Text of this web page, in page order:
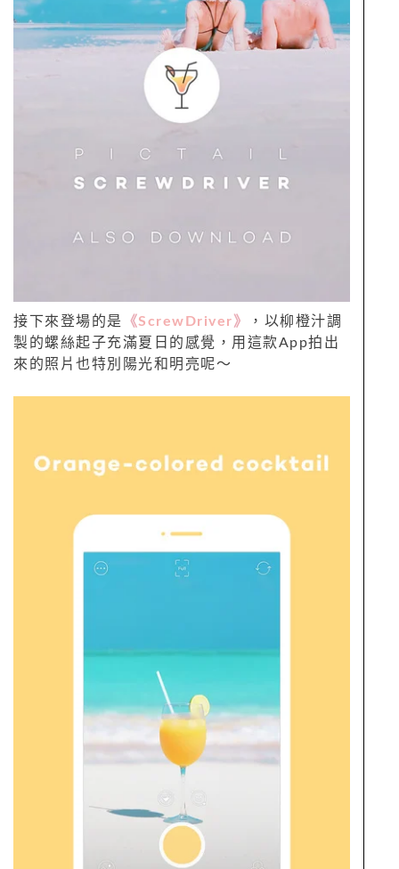
接下來登場的是 《ScrewDriver》
，以柳橙汁調
製的螺絲起子充滿夏日的感覺，用這款App拍出
來的照片也特別陽光和明亮呢～